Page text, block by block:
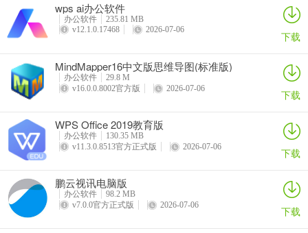
wps ai办公软件
办公软件
235.81 MB
v12.1.0.17468
2026-07-06 下载
MindMapper16中文版思维导图(标准版)
办公软件
29.8 M
v16.0.0.8002官方版
2026-07-06 下载
WPS Office 2019教育版
办公软件
130.35 MB
v11.3.0.8513官方正式版
2026-07-06 下载
鹏云视讯电脑版
办公软件
98.2 MB
v7.0.0官方正式版
2026-07-06 下载